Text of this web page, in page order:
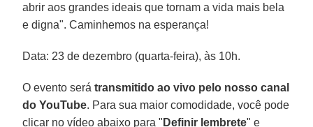
abrir aos grandes ideais que tornam a vida mais bela
e digna". Caminhemos na esperança!
Data: 23 de dezembro (quarta-feira), às 10h.
O evento serátransmitido ao vivo pelo nosso canal
do YouTube. Para sua maior comodidade, você pode
clicar no vídeo abaixo para " Definir lembrete" e